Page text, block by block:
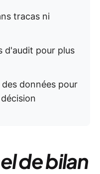
tracas ni
d'audit pour plus
données pour
de bilan